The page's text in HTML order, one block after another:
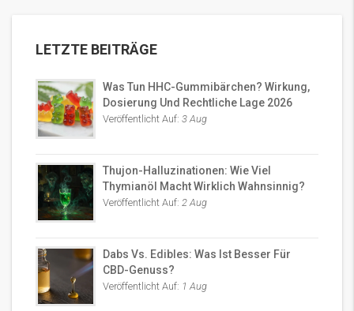
LETZTE BEITRÄGE
Was Tun HHC-Gummibärchen? Wirkung,
Dosierung Und Rechtliche Lage 2026
Veröffentlicht Auf: 3 Aug
Thujon-Halluzinationen: Wie Viel
Thymianöl Macht Wirklich Wahnsinnig?
Veröffentlicht Auf: 2 Aug
Dabs Vs. Edibles: Was Ist Besser Für
CBD-Genuss?
Veröffentlicht Auf: 1 Aug